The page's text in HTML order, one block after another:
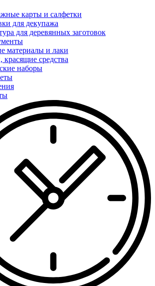
карты и салфетки
для декупажа
для деревянных заготовок
материалы и лаки
красящие средства
наборы